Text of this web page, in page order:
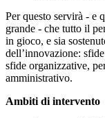
Per questo servirà - e
grande - che tutto il
in gioco, e sia
dell’innovazione:
sfide organizzative,
amministrativo.
Ambiti di intervento